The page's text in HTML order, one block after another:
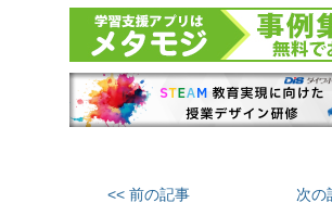
<< 前の記事 次の